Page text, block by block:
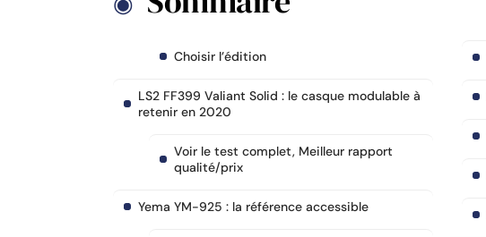
Choisir l’édition
LS2 FF399 Valiant Solid : le casque modulable à
retenir en 2020
Voir le test complet, Meilleur rapport
qualité/prix
Yema YM-925 : la référence accessible